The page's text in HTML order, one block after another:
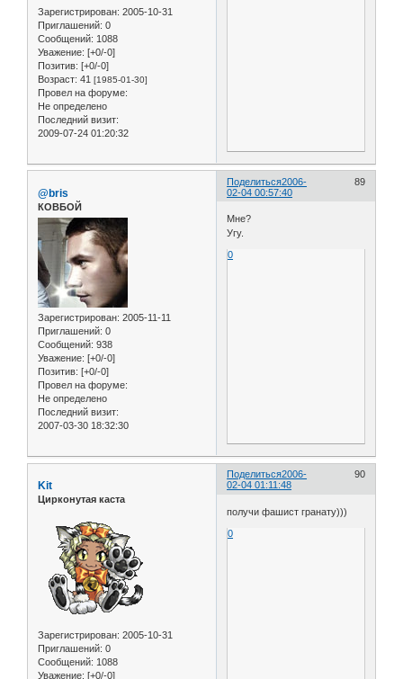
Зарегистрирован: 2005-10-31
Приглашений: 0
Сообщений: 1088
Уважение: [+0/-0]
Позитив: [+0/-0]
Возраст: 41 [1985-01-30]
Провел на форуме:
Не определено
Последний визит:
2009-07-24 01:20:32
Поделиться 89
2006-
02-04 00:57:40
@bris
КОВБОЙ
Зарегистрирован: 2005-11-11
Приглашений: 0
Сообщений: 938
Уважение: [+0/-0]
Позитив: [+0/-0]
Провел на форуме:
Не определено
Последний визит:
2007-03-30 18:32:30
Мне?
Угу.
0
Поделиться 90
2006-
02-04 01:11:48
Kit
Цирконутая каста
Зарегистрирован: 2005-10-31
Приглашений: 0
Сообщений: 1088
Уважение: [+0/-0]
получи фашист гранату)))
0